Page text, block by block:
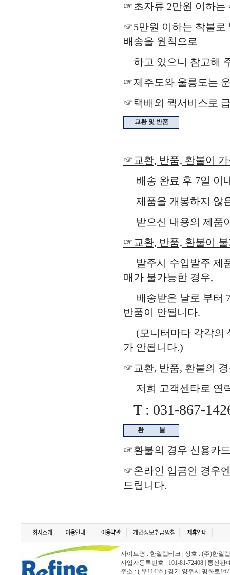
☞초자류 2만원 이하는
☞5만원 이하는 착불로
배송을 원칙으로
하고 있으니 참고해
☞제주도와 울릉도는
☞택배외 퀵서비스로
교환 및 반품
☞교환, 반품, 환불이
배송 완료 후 7일 이
제품을 개봉하지 않
받으신 내용의 제품
☞교환, 반품, 환불이
발주시 수입발주 제
매가 불가능한 경우,
배송받은 날로 부터
반품이 안됩니다.
(모니터마다 각각의
가 안됩니다.)
☞교환, 반품, 환불의
저희 고객센타로 연
T : 031-867-
환 불
☞환불의 경우 신용카
☞온라인 입금인 경우
드립니다.
사이트명 : 한일랩테크 | 상호 : (주)한일
사업자등록번호 : 101-81-72408 | 통신
주소 : ( 우11435 ) 경기 양주시 평화로